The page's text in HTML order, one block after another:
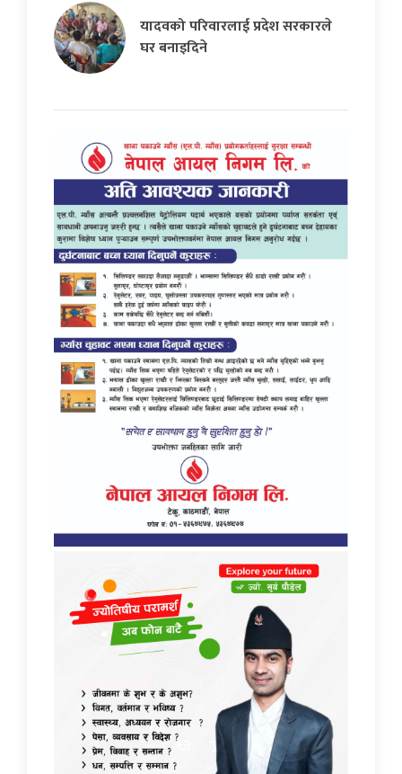
यादवको परिवारलाई प्रदेश सरकारले
घर बनाइदिने